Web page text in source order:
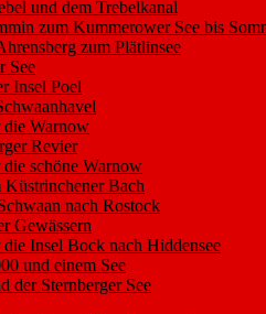
und dem Trebelkanal
zum Kummerower See bis
zum Plätlinsee
See
Insel Poel
Warnow
Revier
schöne Warnow
Küstrinchener Bach
nach Rostock
Gewässern
Insel Bock nach Hiddensee
und einem See
der Sternberger See